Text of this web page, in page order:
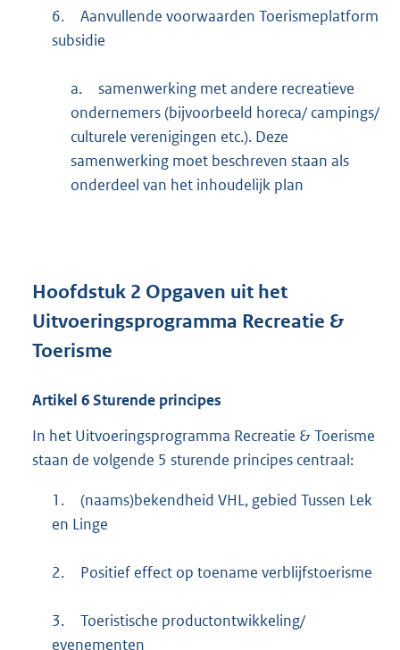
6.
Aanvullende voorwaarden Toerismeplatform
subsidie
a.
samenwerking met andere recreatieve
ondernemers (bijvoorbeeld horeca/ campings/
culturele verenigingen etc.). Deze
samenwerking moet beschreven staan als
onderdeel van het inhoudelijk plan
Hoofdstuk 2 Opgaven uit het
Uitvoeringsprogramma Recreatie &
Toerisme
Artikel 6Sturende principes
In het Uitvoeringsprogramma Recreatie & Toerisme
staan de volgende 5 sturende principes centraal:
1.
(naams)bekendheid VHL, gebied Tussen Lek
en Linge
2. Positief effect op toename verblijfstoerisme
3.
Toeristische productontwikkeling/
evenementen